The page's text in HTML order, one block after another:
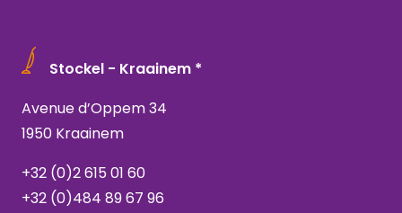
Stockel - Kraainem *
Avenue d’Oppem 34
1950 Kraainem
+32 (0)2 615 01 60
+32 (0)484 89 67 96